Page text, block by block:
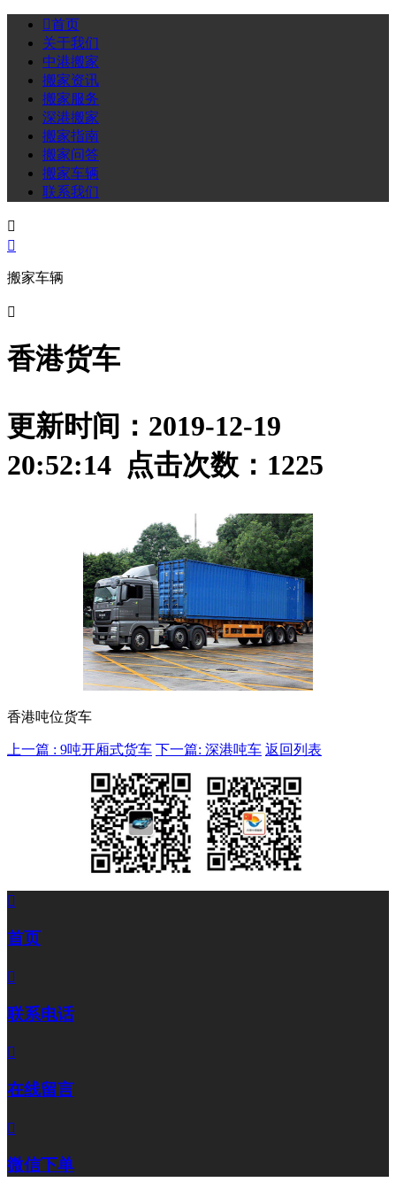
首页
关于我们
中港搬家
搬家资讯
搬家服务
深港搬家
搬家指南
搬家问答
搬家车辆
联系我们


搬家车辆

香港货车
更新时间：2019-12-19
20:52:14 点击次数： 1225
香港吨位货车
上一篇 : 9吨开厢式货车 下一篇: 深港吨车 返回列表

首页

联系电话

在线留言

微信下单